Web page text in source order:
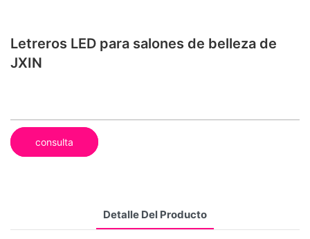
Letreros LED para salones de belleza de
JXIN
consulta
Detalle Del Producto